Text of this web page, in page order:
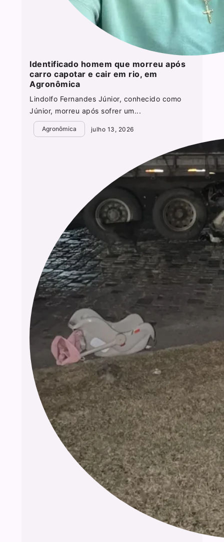
Identificado homem que morreu após
carro capotar e cair em rio, em
Agronômica
Lindolfo Fernandes Júnior, conhecido como
Júnior, morreu após sofrer um...
Agronômica julho 13, 2026